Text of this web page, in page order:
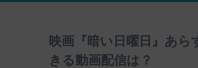
映画『暗い日曜日』あ
きる動画配信は？